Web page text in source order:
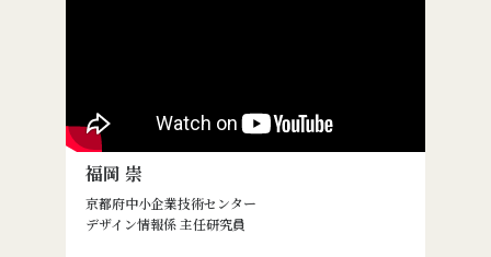
福岡 崇
京都府中小企業技術センター
デザイン情報係 主任研究員